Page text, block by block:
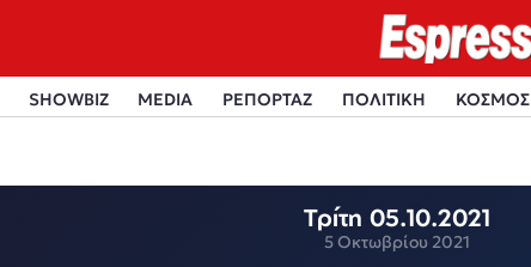
SHOWBIZ MEDIA ΡΕΠΟΡΤΑΖ ΠΟΛΙΤΙΚΗ ΚΟΣΜΟΣ
Τρίτη 05.10.2021
5 Οκτωβρίου 2021